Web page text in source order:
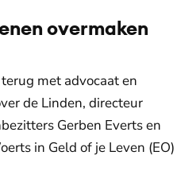
overmaken
met advocaat en
de Linden, directeur
Gerben Everts en
in Geld of je Leven (EO)